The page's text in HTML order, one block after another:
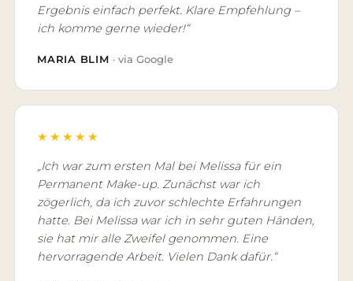
Ergebnis einfach perfekt. Klare Empfehlung –
ich komme gerne wieder!“
MARIA BLIM · via Google
★★★★★
„Ich war zum ersten Mal bei Melissa für ein
Permanent Make-up. Zunächst war ich
zögerlich, da ich zuvor schlechte Erfahrungen
hatte. Bei Melissa war ich in sehr guten Händen,
sie hat mir alle Zweifel genommen. Eine
hervorragende Arbeit. Vielen Dank dafür.“